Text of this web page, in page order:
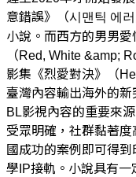
意錯誤》（시맨틱 에
小說。而西方的男男愛
（Red, White &amp;
影集《烈愛對決》（
臺灣內容輸出海外的
BL影視內容的重要來
受眾明確，社群黏著
國成功的案例即可得
學IP接軌。小說具有